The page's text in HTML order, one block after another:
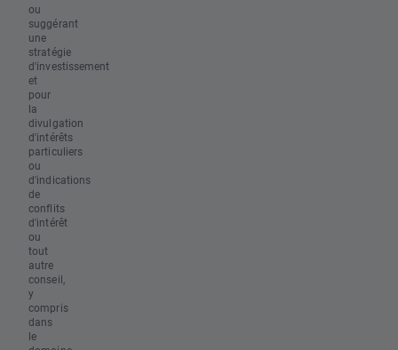
ou
suggérant
une
stratégie
d'investissement
et
pour
la
divulgation
d'intérêts
particuliers
ou
d'indications
de
conflits
d'intérêt
ou
tout
autre
conseil,
y
compris
dans
le